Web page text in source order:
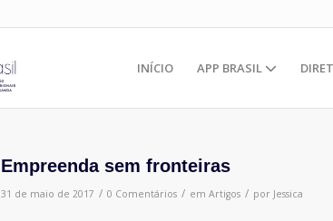
INÍCIO APP BRASIL
Empreenda sem fronteiras
31 de maio de 2017 / 0 Comentários / em Artigos / por Jessica